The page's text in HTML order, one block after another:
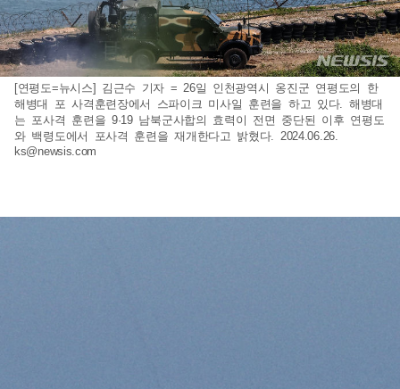
[연평도=뉴시스] 김근수 기자 = 26일 인천광역시 옹진군 연평도의 한
해병대 포 사격훈련장에서 스파이크 미사일 훈련을 하고 있다. 해병대
는 포사격 훈련을 9·19 남북군사합의 효력이 전면 중단된 이후 연평도
와 백령도에서 포사격 훈련을 재개한다고 밝혔다. 2024.06.26.
ks@newsis.com